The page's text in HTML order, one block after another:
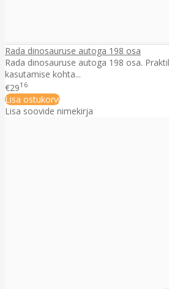
Rada dinosauruse autoga 198 osa
Rada dinosauruse autoga 198 osa.
kasutamise kohta...
€2916
Lisa ostukorvi
Lisa soovide nimekirja